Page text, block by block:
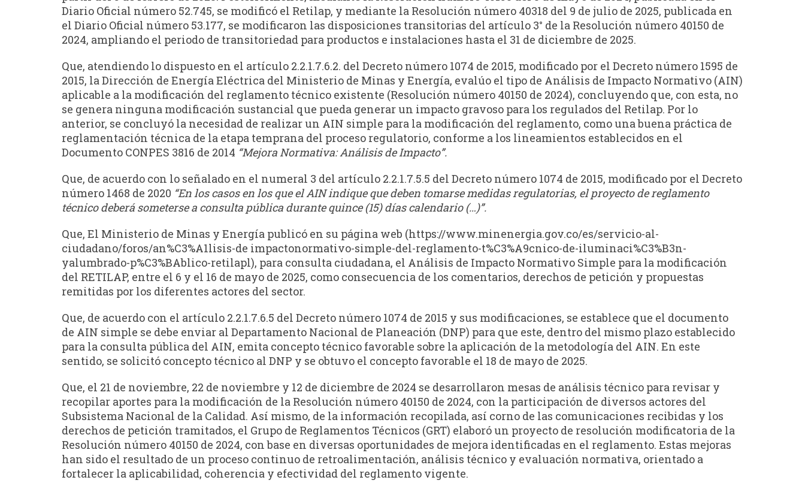
Diario Oficial número 52.745, se modificó el Retilap, y mediante la Resolución número 40318 del 9 de julio de 2025, publicada en
el Diario Oficial número 53.177, se modificaron las disposiciones transitorias del artículo 3° de la Resolución número 40150 de
2024, ampliando el periodo de transitoriedad para productos e instalaciones hasta el 31 de diciembre de 2025.
Que, atendiendo lo dispuesto en el artículo 2.2.1.7.6.2. del Decreto número 1074 de 2015, modificado por el Decreto número 1595 de
2015, la Dirección de Energía Eléctrica del Ministerio de Minas y Energía, evalúo el tipo de Análisis de Impacto Normativo (AIN)
aplicable a la modificación del reglamento técnico existente (Resolución número 40150 de 2024), concluyendo que, con esta, no
se genera ninguna modificación sustancial que pueda generar un impacto gravoso para los regulados del Retilap. Por lo
anterior, se concluyó la necesidad de realizar un AIN simple para la modificación del reglamento, como una buena práctica de
reglamentación técnica de la etapa temprana del proceso regulatorio, conforme a los lineamientos establecidos en el
Documento CONPES 3816 de 2014 “Mejora Normativa: Análisis de Impacto”.
Que, de acuerdo con lo señalado en el numeral 3 del artículo 2.2.1.7.5.5 del Decreto número 1074 de 2015, modificado por el Decreto
número 1468 de 2020 “En los casos en los que el AIN indique que deben tomarse medidas regulatorias, el proyecto de reglamento
técnico deberá someterse a consulta pública durante quince (15) días calendario (…)”.
Que, El Ministerio de Minas y Energía publicó en su página web (https://www.minenergia.gov.co/es/servicio-al-
ciudadano/foros/an%C3%A1lisis-de impactonormativo-simple-del-reglamento-t%C3%A9cnico-de-iluminaci%C3%B3n-
yalumbrado-p%C3%BAblico-retilapl), para consulta ciudadana, el Análisis de Impacto Normativo Simple para la modificación
del RETILAP, entre el 6 y el 16 de mayo de 2025, como consecuencia de los comentarios, derechos de petición y propuestas
remitidas por los diferentes actores del sector.
Que, de acuerdo con el artículo 2.2.1.7.6.5 del Decreto número 1074 de 2015 y sus modificaciones, se establece que el documento
de AIN simple se debe enviar al Departamento Nacional de Planeación (DNP) para que este, dentro del mismo plazo establecido
para la consulta pública del AIN, emita concepto técnico favorable sobre la aplicación de la metodología del AIN. En este
sentido, se solicitó concepto técnico al DNP y se obtuvo el concepto favorable el 18 de mayo de 2025.
Que, el 21 de noviembre, 22 de noviembre y 12 de diciembre de 2024 se desarrollaron mesas de análisis técnico para revisar y
recopilar aportes para la modificación de la Resolución número 40150 de 2024, con la participación de diversos actores del
Subsistema Nacional de la Calidad. Así mismo, de la información recopilada, así corno de las comunicaciones recibidas y los
derechos de petición tramitados, el Grupo de Reglamentos Técnicos (GRT) elaboró un proyecto de resolución modificatoria de la
Resolución número 40150 de 2024, con base en diversas oportunidades de mejora identificadas en el reglamento. Estas mejoras
han sido el resultado de un proceso continuo de retroalimentación, análisis técnico y evaluación normativa, orientado a
fortalecer la aplicabilidad, coherencia y efectividad del reglamento vigente.